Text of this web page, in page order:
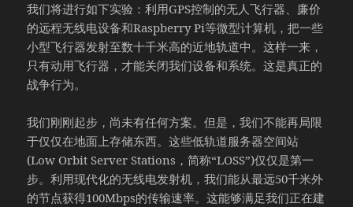
我们将进行如下实验：利用GPS控制的无人飞行器、廉价
的远程无线电设备和Raspberry Pi等微型计算机，把一些
小型飞行器发射至数十千米高的近地轨道中。这样一来，
只有动用飞行器，才能关闭我们设备和系统。这是真正的
战争行为。
我们刚刚起步，尚未有任何方案。但是，我们不能再局限
于仅仅在地面上存储东西。这些低轨道服务器空间站
(Low Orbit Server Stations，简称“LOSS”)仅仅是第一
步。利用现代化的无线电发射机，我们能从最远50千米外
的节点获得100Mbps的传输速率。这能够满足我们正在建